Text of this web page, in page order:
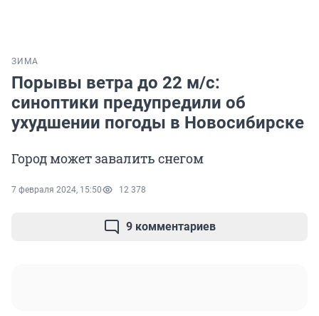
ЗИМА
Порывы ветра до 22 м/с:
синоптики предупредили об
ухудшении погоды в Новосибирске
Город может завалить снегом
7 февраля 2024, 15:50 12 378
9 комментариев